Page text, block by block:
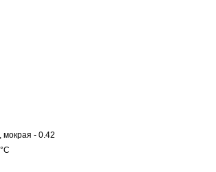
- 0.42